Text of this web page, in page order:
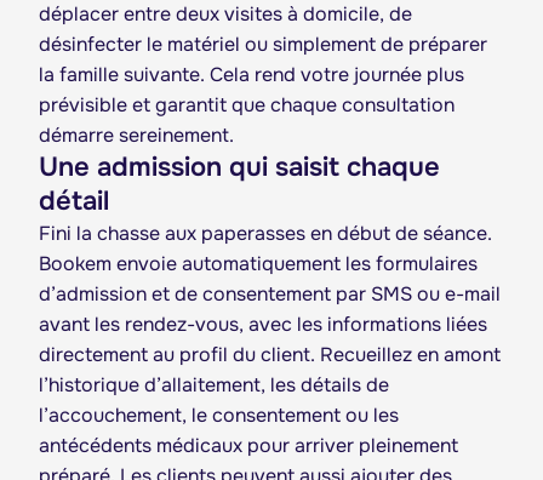
déplacer entre deux visites à domicile, de
désinfecter le matériel ou simplement de préparer
la famille suivante. Cela rend votre journée plus
prévisible et garantit que chaque consultation
démarre sereinement.
Une admission qui saisit chaque
détail
Fini la chasse aux paperasses en début de séance.
Bookem envoie automatiquement les formulaires
d’admission et de consentement par SMS ou e-mail
avant les rendez-vous, avec les informations liées
directement au profil du client. Recueillez en amont
l’historique d’allaitement, les détails de
l’accouchement, le consentement ou les
antécédents médicaux pour arriver pleinement